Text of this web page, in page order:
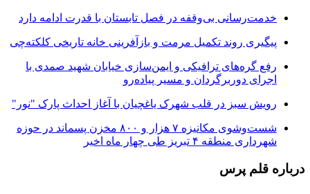
خدمت‌رسانی بی‌وقفه در فصل تابستان با قدرت ادامه دارد
پیگیری روند تکمیل مرمت و بازآفرینی خانه تاریخی کلکته‌چی
رفع گره‌های ترافیکی و ایمن‌سازی خیابان شهید صمدی با
اجرای دوربرگردان و مسیر پیاده‌رو
رویش سبز در قلب شهرک یاغچیان با آغاز احداث پارک "نور"
شست‌وشوی مکانیزه ۷ هزار و ۸۰۰ مخزن پسماند در حوزه
شهرداری منطقه ۴ تبریز طی چهار ماه اخیر
درباره قلم پرس